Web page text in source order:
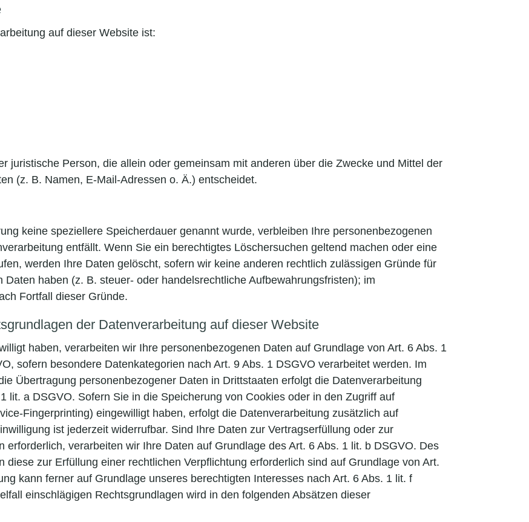
auf dieser Website ist:
juristische Person, die allein oder gemeinsam mit anderen über die Zwecke und Mittel der
(z. B. Namen, E-Mail-Adressen o. Ä.) entscheidet.
keine speziellere Speicherdauer genannt wurde, verbleiben Ihre personenbezogenen
entfällt. Wenn Sie ein berechtigtes Löschersuchen geltend machen oder eine
werden Ihre Daten gelöscht, sofern wir keine anderen rechtlich zulässigen Gründe für
haben (z. B. steuer- oder handelsrechtliche Aufbewahrungsfristen); im
Fortfall dieser Gründe.
der Datenverarbeitung auf dieser Website
haben, verarbeiten wir Ihre personenbezogenen Daten auf Grundlage von Art. 6 Abs. 1
sofern besondere Datenkategorien nach Art. 9 Abs. 1 DSGVO verarbeitet werden. Im
Übertragung personenbezogener Daten in Drittstaaten erfolgt die Datenverarbeitung
lit. a DSGVO. Sofern Sie in die Speicherung von Cookies oder in den Zugriff auf
Fingerprinting) eingewilligt haben, erfolgt die Datenverarbeitung zusätzlich auf
ist jederzeit widerrufbar. Sind Ihre Daten zur Vertragserfüllung oder zur
erforderlich, verarbeiten wir Ihre Daten auf Grundlage des Art. 6 Abs. 1 lit. b DSGVO. Des
diese zur Erfüllung einer rechtlichen Verpflichtung erforderlich sind auf Grundlage von Art.
kann ferner auf Grundlage unseres berechtigten Interesses nach Art. 6 Abs. 1 lit. f
einschlägigen Rechtsgrundlagen wird in den folgenden Absätzen dieser